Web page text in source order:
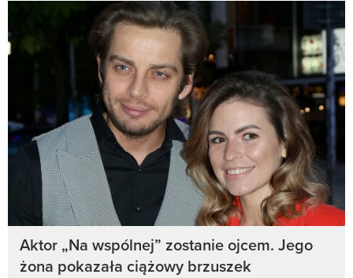
Aktor „Na wspólnej” zostanie ojcem. Jego
żona pokazała ciążowy brzuszek